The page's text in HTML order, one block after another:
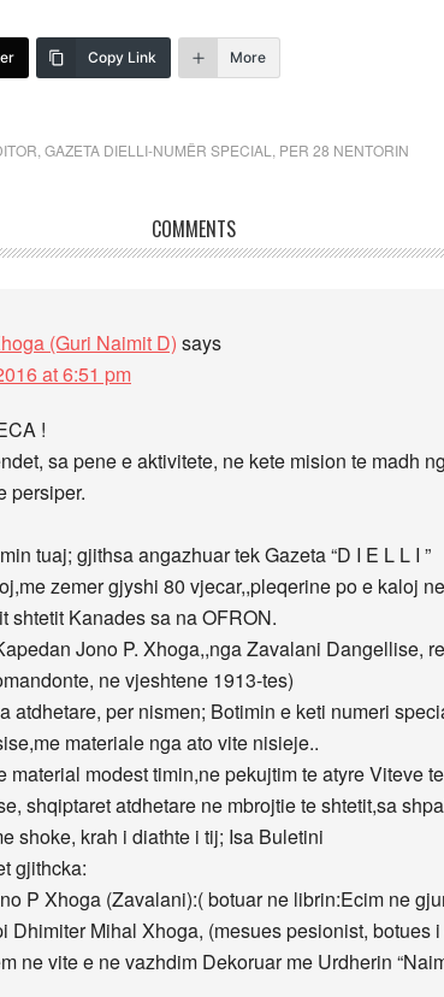
Copy Link More
GAZETA DIELLI-NUMËR SPECIAL PER 28 NENTORIN
COMMENTS
(Guri Naimit D) says
at 6:51 pm
!
sa pene e aktivitete, ne kete mision te madh
persiper.
tuaj; gjithsa angazhuar tek Gazeta “D I E L L I ”
zemer gjyshi 80 vjecar,,pleqerine po e kaloj ne
shtetit Kanades sa na OFRON.
Jono P. Xhoga,,nga Zavalani Dangellise,
ne vjeshtene 1913-tes)
atdhetare, per nismen; Botimin e keti numeri
materiale nga ato vite nisieje..
material modest timin,ne pekujtim te atyre Viteve
shqiptaret atdhetare ne mbrojtie te shtetit,sa
shoke, krah i diathte i tij; Isa Buletini
gjithcka:
P Xhoga (Zavalani):( botuar ne librin:Ecim ne
Dhimiter Mihal Xhoga, (mesues pesionist, botues
ne vite e ne vazhdim Dekoruar me Urdherin